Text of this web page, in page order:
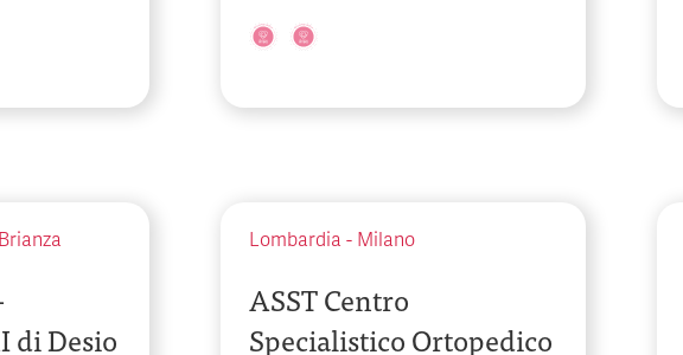
di Desio
Lombardia - Milano
ASST Centro
Specialistico Ortopedico